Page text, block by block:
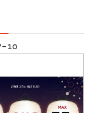
10